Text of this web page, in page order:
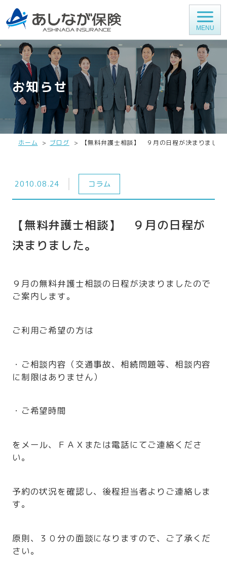
MENU
お知らせ
ホーム ブログ 【無料弁護士相談】 ９月の日程が決まりました
2010.08.24 コラム
【無料弁護士相談】 ９月の日程が
決まりました。
９月の無料弁護士相談の日程が決まりましたので
ご案内します。
ご利用ご希望の方は
・ご相談内容（交通事故、相続問題等、相談内容
に制限はありません）
・ご希望時間
をメール、ＦＡＸまたは電話にてご連絡くださ
い。
予約の状況を確認し、後程担当者よりご連絡しま
す。
原則、３０分の面談になりますので、ご了承くだ
さい。